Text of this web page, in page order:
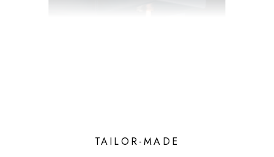
TAILOR-MADE